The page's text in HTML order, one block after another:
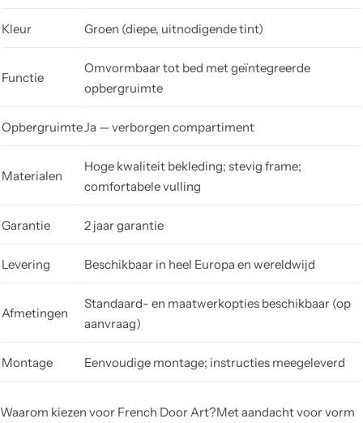
Kleur Groen (diepe, uitnodigende tint)
Functie
Omvormbaar tot bed met geïntegreerde
opbergruimte
OpbergruimteJa — verborgen compartiment
Materialen
Hoge kwaliteit bekleding; stevig frame;
comfortabele vulling
Garantie 2 jaar garantie
Levering Beschikbaar in heel Europa en wereldwijd
Afmetingen
Standaard- en maatwerkopties beschikbaar (op
aanvraag)
Montage Eenvoudige montage; instructies meegeleverd
Waarom kiezen voor French Door Art?Met aandacht voor vorm